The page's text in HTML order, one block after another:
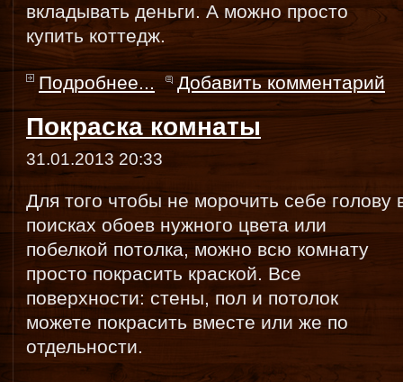
вкладывать деньги. А можно просто
купить коттедж.
Подробнее... Добавить комментарий
Покраска комнаты
31.01.2013 20:33
Для того чтобы не морочить себе голову
поисках обоев нужного цвета или
побелкой потолка, можно всю комнату
просто покрасить краской. Все
поверхности: стены, пол и потолок
можете покрасить вместе или же по
отдельности.